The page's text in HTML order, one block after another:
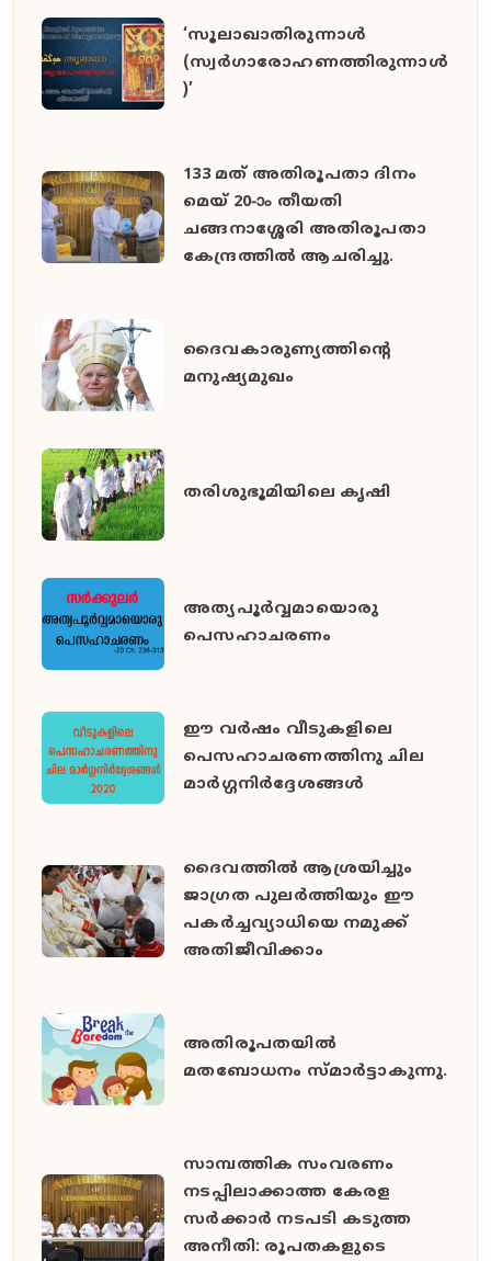
‘സൂലാഖാതിരുന്നാൾ
(സ്വർഗാരോഹണത്തിരുന്നാൾ
)’
133 മത് അതിരൂപതാ ദിനം
മെയ് 20-ാം തീയതി
ചങ്ങനാശ്ശേരി അതിരൂപതാ
കേന്ദ്രത്തിൽ ആചരിച്ചു.
ദൈവകാരുണ്യത്തിന്റെ
മനുഷ്യമുഖം
തരിശുഭൂമിയിലെ കൃഷി
അത്യപൂര്‍വ്വമായൊരു
പെസഹാചരണം
ഈ വര്‍ഷം വീടുകളിലെ
പെസഹാചരണത്തിനു ചില
മാര്‍ഗ്ഗനിര്‍ദ്ദേശങ്ങള്‍
ദൈവത്തില്‍ ആശ്രയിച്ചും
ജാഗ്രത പുലര്‍ത്തിയും ഈ
പകര്‍ച്ചവ്യാധിയെ നമുക്ക്
അതിജീവിക്കാം
അതിരൂപതയില്‍
മതബോധനം സ്മാര്‍ട്ടാകുന്നു.
സാമ്പത്തിക സംവരണം
നടപ്പിലാക്കാത്ത കേരള
സർക്കാർ നടപടി കടുത്ത
അനീതി: രൂപതകളുടെ